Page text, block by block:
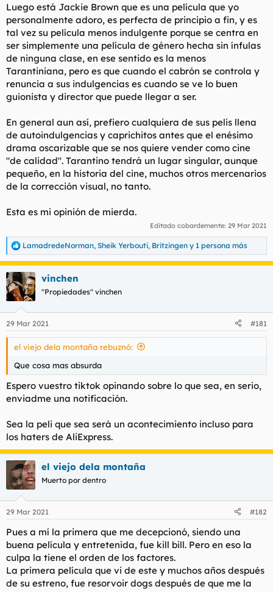
Luego está Jackie Brown que es una película que yo
personalmente adoro, es perfecta de principio a fin, y es
tal vez su película menos indulgente porque se centra en
ser simplemente una película de género hecha sin ínfulas
de ninguna clase, en ese sentido es la menos
Tarantiniana, pero es que cuando el cabrón se controla y
renuncia a sus indulgencias es cuando se ve lo buen
guionista y director que puede llegar a ser.
En general aun así, prefiero cualquiera de sus pelis llena
de autoindulgencias y caprichitos antes que el enésimo
drama oscarizable que se nos quiere vender como cine
"de calidad". Tarantino tendrá un lugar singular, aunque
pequeño, en la historia del cine, muchos otros mercenarios
de la corrección visual, no tanto.
Esta es mi opinión de mierda.
Editado cobardemente: 29 Mar 2021
R
e
a
c
c
e
s
LamadredeNorman, Sheik Yerbouti, Britzingen y 1 persona más
vinchen
"Propiedades" vinchen
29 Mar 2021 #181
el viejo dela montaña rebuznó:
Que cosa mas absurda
Espero vuestro tiktok opinando sobre lo que sea, en serio,
enviadme una notificación.
Sea la peli que sea será un acontecimiento incluso para
los haters de AliExpress.
el viejo dela montaña
Muerto por dentro
29 Mar 2021 #182
Pues a mí la primera que me decepcionó, siendo una
buena película y entretenida, fue kill bill. Pero en eso la
culpa la tiene el orden de los factores.
La primera película que vi de este y muchos años después
de su estreno, fue resorvoir dogs después de que me la